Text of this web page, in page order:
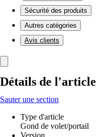
Sécurité des produits
Autres catégories
Avis clients
Détails de l'article
Sauter une section
Type d'article
Gond de volet/portail
Version